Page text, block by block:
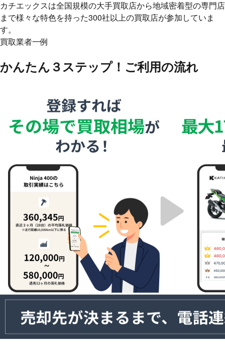
カチエックスは全国規模の大手買取店から地域密着型の専門店
まで様々な特色を持った300社以上の買取店が参加していま
す。
買取業者一例
かんたん３ステップ！ ご利用の流れ